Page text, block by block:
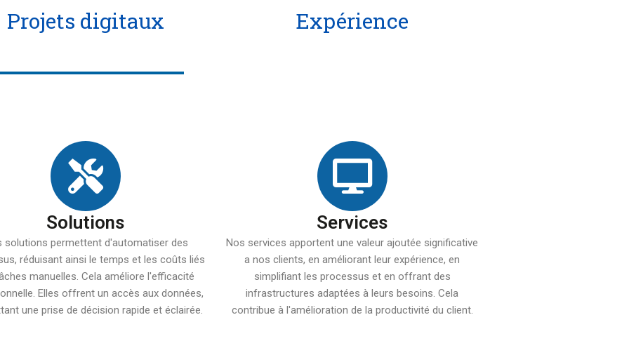
Projets digitaux Expérience
Solutions
solutions permettent d'automatiser des
réduisant ainsi le temps et les coûts liés
manuelles. Cela améliore l'efficacité
Elles offrent un accès aux données,
une prise de décision rapide et éclairée.
Services
Nos services apportent une valeur ajoutée significative
a nos clients, en améliorant leur expérience, en
simplifiant les processus et en offrant des
infrastructures adaptées à leurs besoins. Cela
contribue à l'amélioration de la productivité du client.